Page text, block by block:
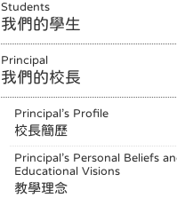
Students
我們的學生
Principal
我們的校長
Principal’s Profile
校長簡歷
Principal’s Personal Beliefs
Educational Visions
教學理念